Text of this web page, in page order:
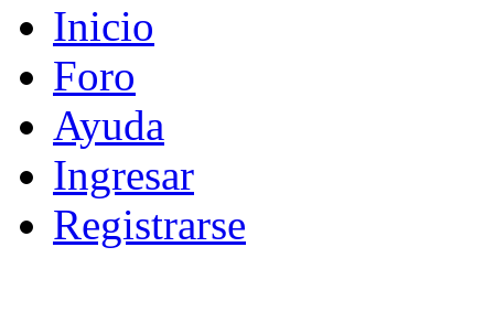
Inicio
Foro
Ayuda
Ingresar
Registrarse